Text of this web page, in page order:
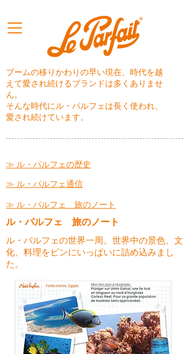
ブームの移りかわりの早い現在、時代を越
えて愛され続けるブランドは多くありませ
ん。
そんな時代にル・パルフェは長く使われ、
愛され続けています。
≫ ル・パルフェの歴史
≫ ル・パルフェ通信
≫ ル・パルフェ 旅のノート
ル・パルフェ 旅のノート
ル・パルフェの世界一周。世界中の景色、文
化、料理をビンにいっぱいに詰め込みまし
た。